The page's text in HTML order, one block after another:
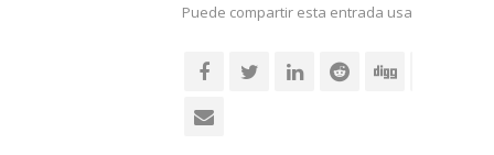
Puede compartir esta entrada usando sus